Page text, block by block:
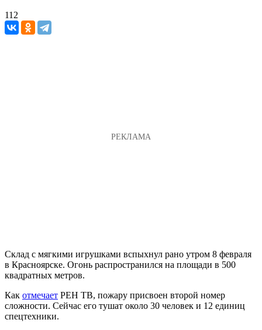
112
Склад с мягкими игрушками вспыхнул рано утром 8 февраля
в Красноярске. Огонь распространился на площади в 500
квадратных метров.
Как отмечает РЕН ТВ, пожару присвоен второй номер
сложности. Сейчас его тушат около 30 человек и 12 единиц
спецтехники.